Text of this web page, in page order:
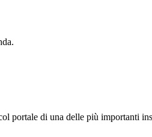
portale di una delle più importanti